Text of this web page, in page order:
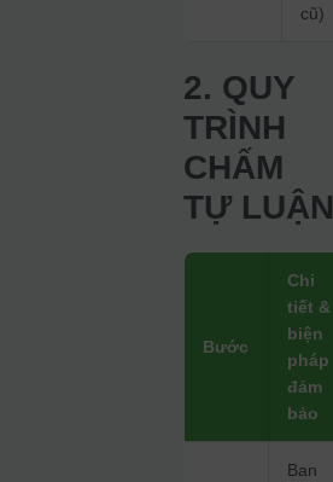
cũ)
2. QUY
TRÌNH
CHẤM
TỰ LUẬN
Bước
Chi
tiết &
biện
pháp
đảm
bảo
Ban